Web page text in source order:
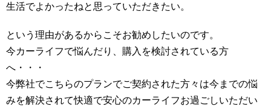
生活でよかったねと思っていただきたい。
という理由があるからこそお勧めしたいのです。
今カーライフで悩んだり、購入を検討されている方
へ・・・
今弊社でこちらのプランでご契約された方々は今までの悩
みを解決されて快適で安心のカーライフお過ごしいただい